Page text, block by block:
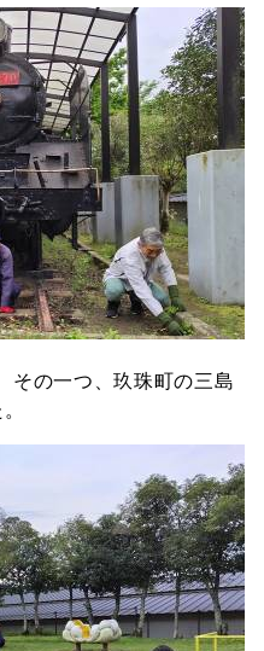
その一つ、玖珠町の三島